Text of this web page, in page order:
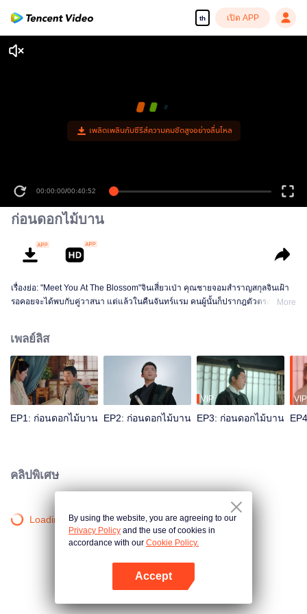
th เปิด APP
เพลิดเพลินกับซีรีส์ความคมชัดสูงอย่างลื่นไหล
00:00:00/00:40:52
ก่อนดอกไม้บาน
เรื่องย่อ: "Meet You At The Blossom"จินเสี่ยวเป่า คุณชายจอมสำราญสกุลจินเฝ้า
รอคอยจะได้พบกับคู่วาสนา แต่แล้วในคืนจันทร์แรม คนผู้นั้นก็ปรากฎตัวตรงหน้า
แต่พอลงแรง คนงามกลับไม่ยอมเป็นฮูหยินน้อยของเขาตามที่หวัง หนำซ้ำตนเองก็
ยังต้องเสียตัวอีก! “คนงาม” ผู้นี้นอกจากเพศจะเป็นปริศนาแล้ว แม้แต่เบื้องหลังก็ยังมี
ความเกี่ยวพันกับสกุลจิน…เมื่อเสี่ยวเป่าและหวายเอินเห็นตัวตนของกันและกัน แล้ว
ทั้งคู่จะกล้าหาญสานต่อวาสนาหรือไม่?
More
เพลย์ลิส
EP1: ก่อนดอกไม้บาน EP2: ก่อนดอกไม้บาน
VIP
EP3: ก่อนดอกไม้บาน
VIP
คลิปพิเศษ
Loading…By using the website, you are agreeing to our
Privacy Policy and the use of cookies in
accordance with our Cookie Policy.
Accept